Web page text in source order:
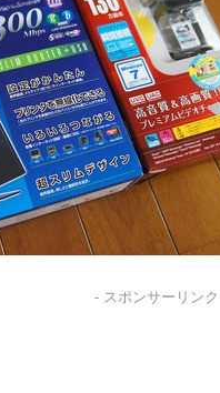
- スポンサーリン